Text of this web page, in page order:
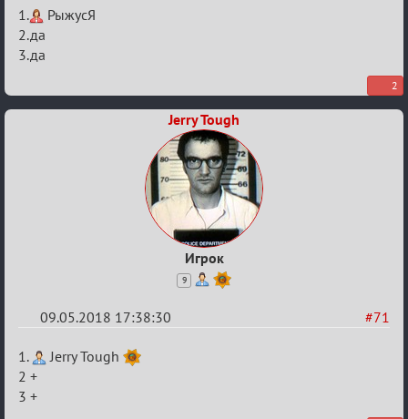
Re:
IX
Кубок
1.
РыжусЯ
2.да
3.да
2
Jerry Tough
Игрок
9
#71
09.05.2018 17:38:30
Re:
IX
Кубок
1.
Jerry Tough
2 +
3 +